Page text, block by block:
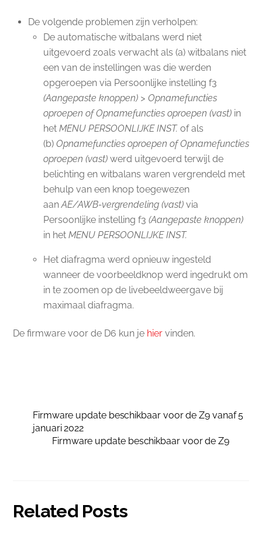
De volgende problemen zijn verholpen:
De automatische witbalans werd niet
uitgevoerd zoals verwacht als (a) witbalans niet
een van de instellingen was die werden
opgeroepen via Persoonlijke instelling f3
(Aangepaste knoppen) > Opnamefuncties
oproepen of Opnamefuncties oproepen (vast)in
het MENU PERSOONLIJKE INST.of als
(b) Opnamefuncties oproepen of Opnamefuncties
oproepen (vast)werd uitgevoerd terwijl de
belichting en witbalans waren vergrendeld met
behulp van een knop toegewezen
aanAE/AWB-vergrendeling (vast)via
Persoonlijke instelling f3 (Aangepaste knoppen)
in het MENU PERSOONLIJKE INST.
Het diafragma werd opnieuw ingesteld
wanneer de voorbeeldknop werd ingedrukt om
in te zoomen op de livebeeldweergave bij
maximaal diafragma.
De firmware voor de D6 kun je hier vinden.
Firmware update beschikbaar voor de Z9 vanaf 5
januari 2022
Firmware update beschikbaar voor de Z9
Related Posts